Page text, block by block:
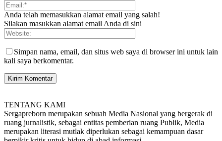
Anda telah memasukkan alamat email yang salah!
Silakan masukkan alamat email Anda di sini
Simpan nama, email, dan situs web saya di browser ini untuk lain
kali saya berkomentar.
TENTANG KAMI
Sergapreborn merupakan sebuah Media Nasional yang bergerak di
ruang jurnalistik, sebagai entitas pemberian ruang Publik, Media
merupakan literasi mutlak diperlukan sebagai kemampuan dasar